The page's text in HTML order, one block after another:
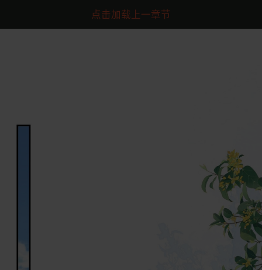
点击加载上一章节